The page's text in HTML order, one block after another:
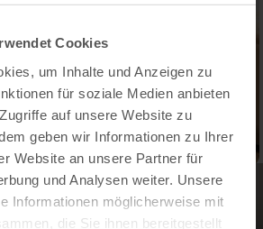
Cookies
um Inhalte und Anzeigen zu
für soziale Medien anbieten
auf unsere Website zu
geben wir Informationen zu Ihrer
Website an unsere Partner für
und Analysen weiter. Unsere
Informationen möglicherweise mit
die Sie ihnen bereitgestellt